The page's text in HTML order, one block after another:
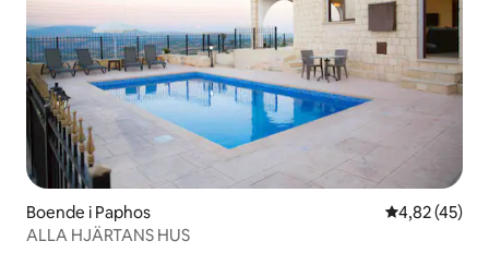
Boende i Paphos 4,82 av 5 i
4,82 (45)
ALLA HJÄRTANS HUS